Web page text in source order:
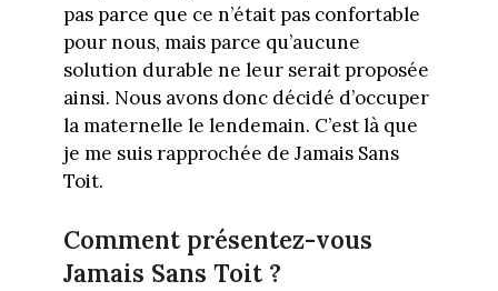
pas parce que ce n’était pas confortable
pour nous, mais parce qu’aucune
solution durable ne leur serait proposée
ainsi. Nous avons donc décidé d’occuper
la maternelle le lendemain. C’est là que
je me suis rapprochée de Jamais Sans
Toit.
Comment présentez-vous
Jamais Sans Toit ?